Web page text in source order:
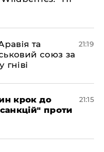
та
союз за
21:19
крок до
проти
21:15